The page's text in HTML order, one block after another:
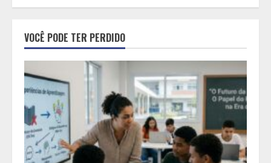
2
garante 12 vagas para etapas
nacionais em segunda etapa do
JEMG, em Pará de Minas
3
Grandes marcas, preços baixos e
uma causa que transforma vidas
VOCÊ PODE TER PERDIDO